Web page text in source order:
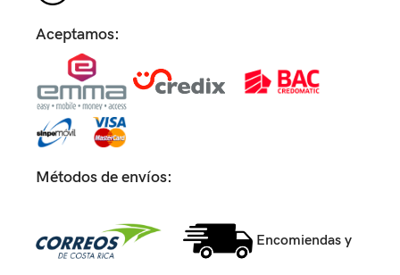
Aceptamos:
Métodos de envíos:
Encomiendas y